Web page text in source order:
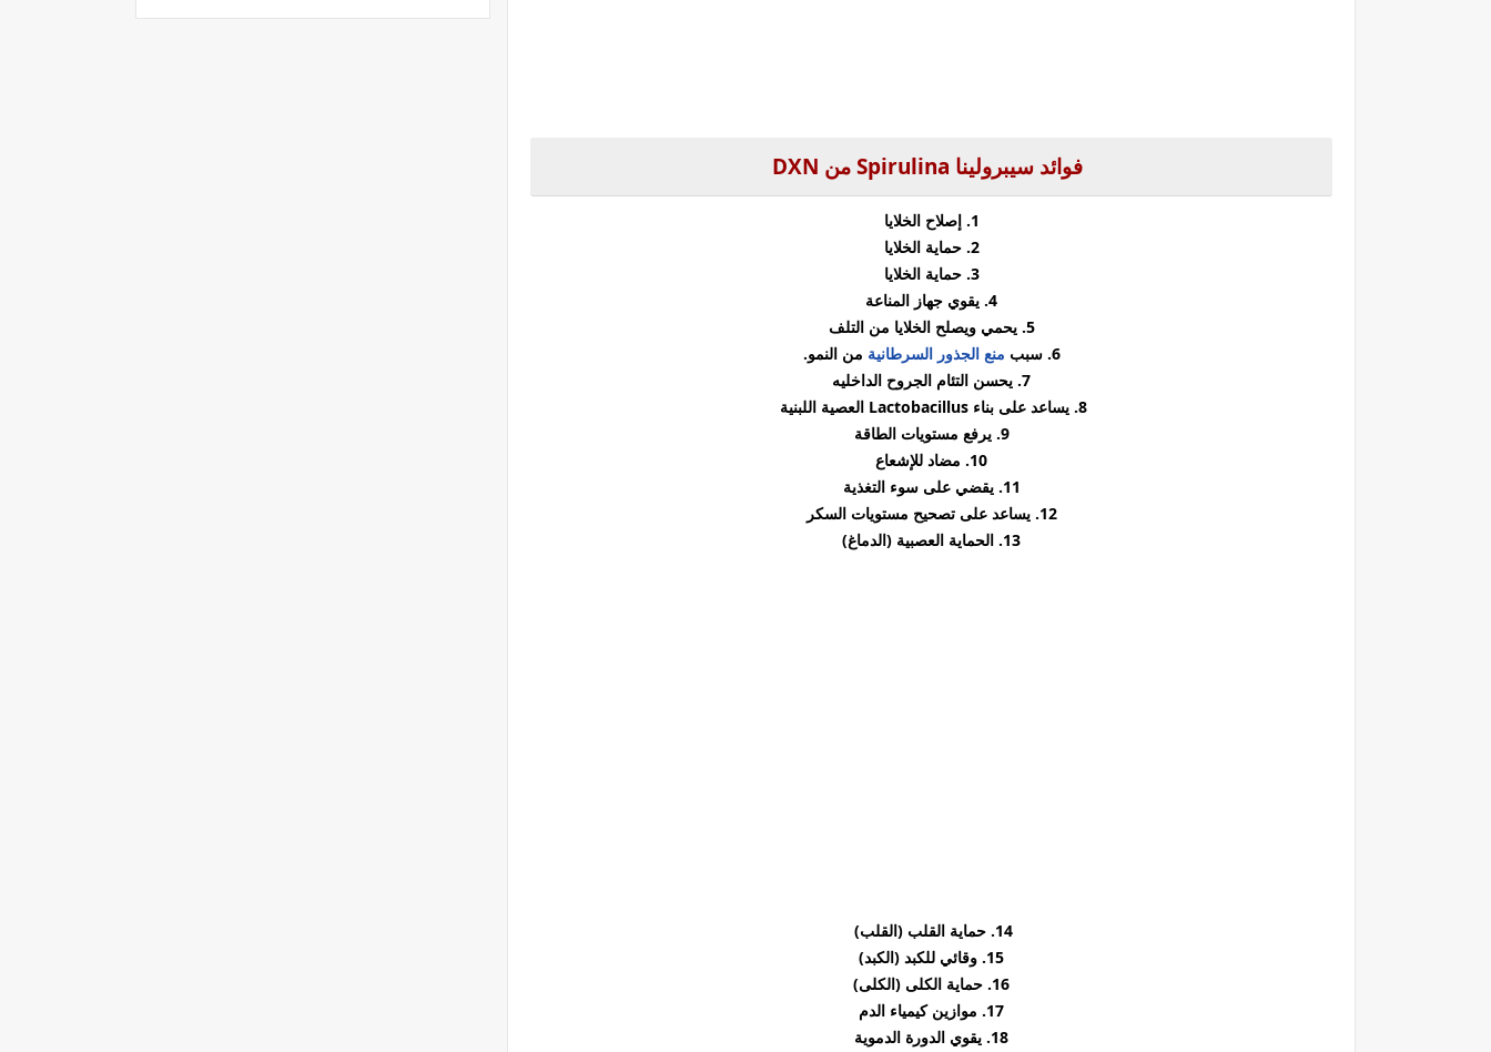
فوائد سيبرولينا Spirulinaمن DXN
1. إصلاح الخلايا
2. حماية الخلايا
3. حماية الخلايا
4. يقوي جهاز المناعة
5. يحمي ويصلح الخلايا من التلف
6. سبب
منع الجذور السرطانية من النمو.
7. يحسن التئام الجروح الداخليه
8. يساعد على بناء Lactobacillus العصية اللبنية
9. يرفع مستويات الطاقة
10. مضاد للإشعاع
11. يقضي على سوء التغذية
12. يساعد على تصحيح مستويات السكر
13. الحماية العصبية (الدماغ)
14. حماية القلب (القلب)
15. وقائي للكبد (الكبد)
16. حماية الكلى (الكلى)
17. موازين كيمياء الدم
18. يقوي الدورة الدموية